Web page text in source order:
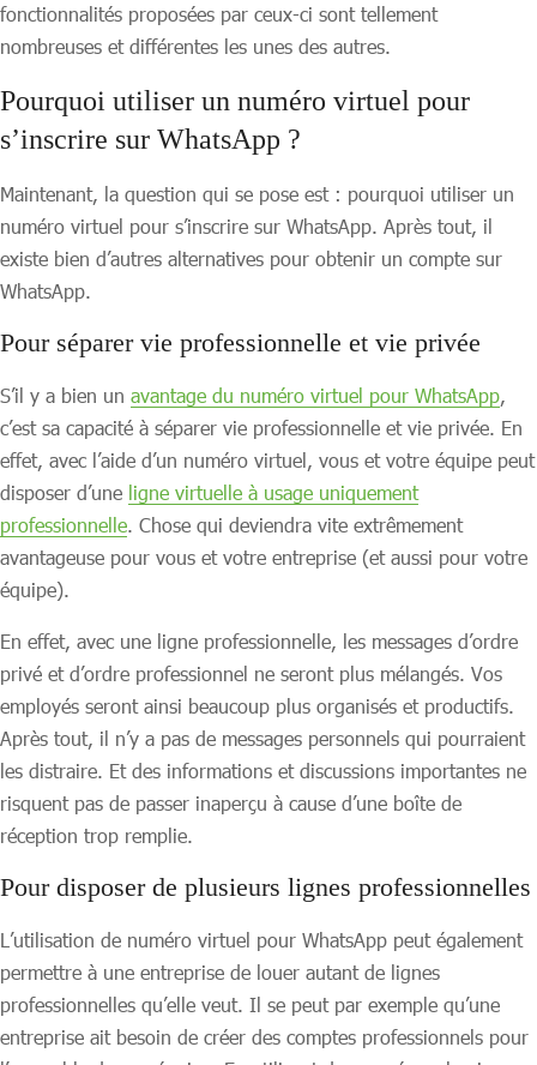
fonctionnalités proposées par ceux-ci sont tellement
nombreuses et différentes les unes des autres.
Pourquoi utiliser un numéro virtuel pour
s’inscrire sur WhatsApp ?
Maintenant, la question qui se pose est : pourquoi utiliser un
numéro virtuel pour s’inscrire sur WhatsApp. Après tout, il
existe bien d’autres alternatives pour obtenir un compte sur
WhatsApp.
Pour séparer vie professionnelle et vie privée
S’il y a bien un avantage du numéro virtuel pour WhatsApp
c’est sa capacité à séparer vie professionnelle et vie privée. En
effet, avec l’aide d’un numéro virtuel, vous et votre équipe peut
disposer d’une ligne virtuelle à usage uniquement
professionnelle . Chose qui deviendra vite extrêmement
avantageuse pour vous et votre entreprise (et aussi pour votre
équipe).
En effet, avec une ligne professionnelle, les messages d’ordre
privé et d’ordre professionnel ne seront plus mélangés. Vos
employés seront ainsi beaucoup plus organisés et productifs.
Après tout, il n’y a pas de messages personnels qui pourraient
les distraire. Et des informations et discussions importantes ne
risquent pas de passer inaperçu à cause d’une boîte de
réception trop remplie.
Pour disposer de plusieurs lignes professionnelles
L’utilisation de numéro virtuel pour WhatsApp peut également
permettre à une entreprise de louer autant de lignes
professionnelles qu’elle veut. Il se peut par exemple qu’une
entreprise ait besoin de créer des comptes professionnels pour